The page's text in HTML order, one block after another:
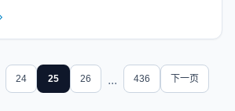
24 25 26 ... 436 下一页